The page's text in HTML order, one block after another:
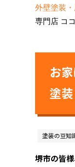
外壁塗装
専門店 コ
お
塗
塗装の豆知
堺市の皆